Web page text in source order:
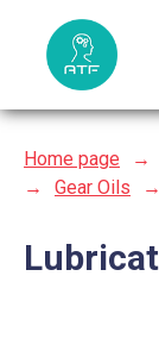
Home page →
→
Gear Oils →